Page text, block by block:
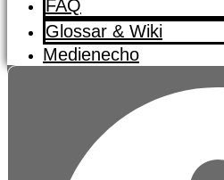
FAQ
Glossar & Wiki
Medienecho